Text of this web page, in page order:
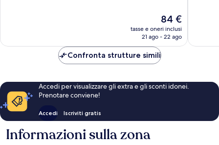
Il
prezzo
attuale
84 €
84 €
tasse e oneri inclusi
21 ago - 22 ago
Confronta strutture simili
Accedi per visualizzare gli extra e gli sconti idonei.
Prenotare conviene!
Accedi Iscriviti gratis
Informazioni sulla zona